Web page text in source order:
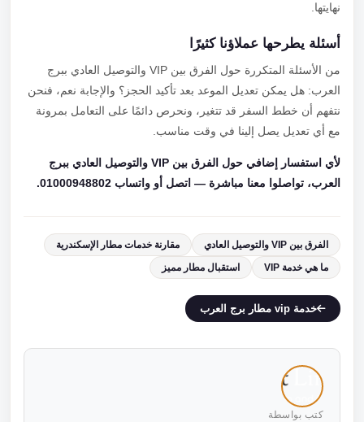
نهايتها.
أسئلة يطرحها عملاؤنا كثيرًا
من الأسئلة المتكررة حول الفرق بين VIP والتوصيل العادي ببرج
العرب: هل يمكن تعديل الموعد بعد تأكيد الحجز؟ والإجابة نعم، فنحن
نتفهم أن خطط السفر قد تتغير، ونحرص دائمًا على التعامل بمرونة
مع أي تعديل يصل إلينا في وقت مناسب.
لأي استفسار إضافي حول الفرق بين VIP والتوصيل العادي ببرج
العرب، تواصلوا معنا مباشرة — اتصل أو واتساب 01000948802.
الفرق بين VIP والتوصيل العادي
مقارنة خدمات مطار الإسكندرية
ما هي خدمة VIP
استقبال مطار مميز
خدمة vip مطار برج العرب
كتب بواسطة